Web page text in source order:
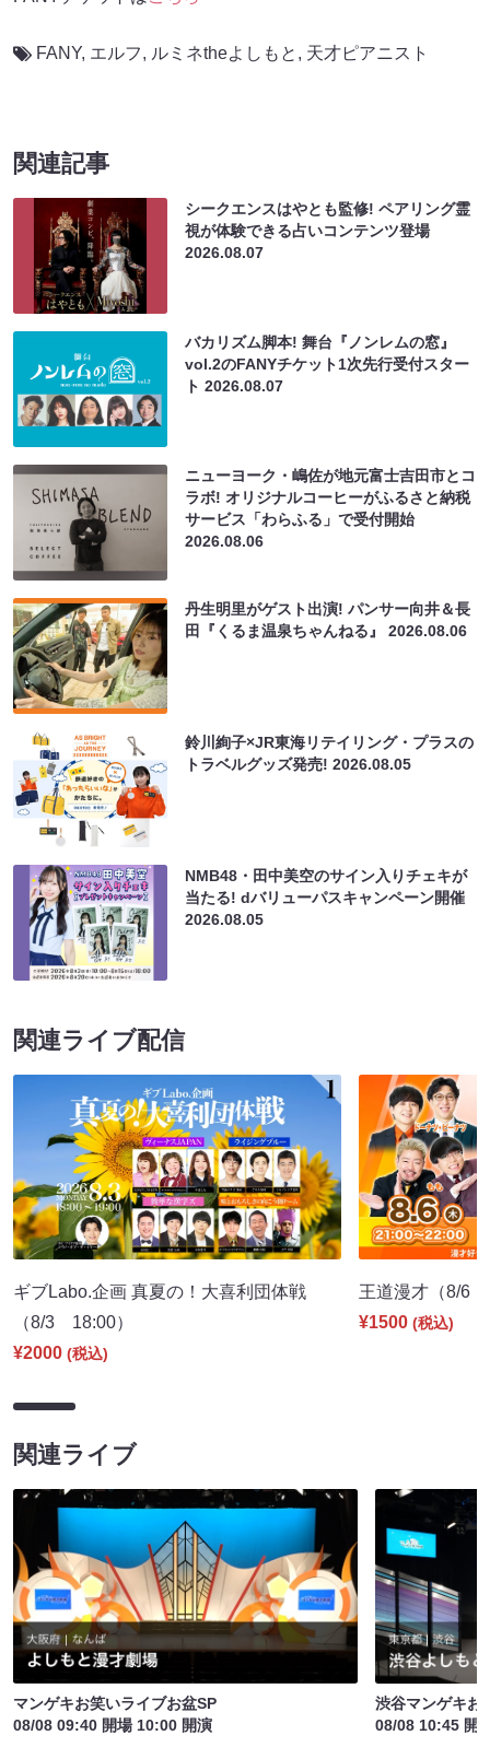
FANY, エルフ, ルミネtheよしもと , 天才ピアニスト
関連記事
シークエンスはやとも監修! ペアリング霊
視が体験できる占いコンテンツ登場
2026.08.07
バカリズム脚本! 舞台『ノンレムの窓』
vol.2のFANYチケット1次先行受付スター
ト2026.08.07
ニューヨーク・嶋佐が地元富士吉田市とコ
ラボ! オリジナルコーヒーがふるさと納税
サービス「わらふる」で受付開始
2026.08.06
丹生明里がゲスト出演! パンサー向井＆長
田『くるま温泉ちゃんねる』2026.08.06
鈴川絢子×JR東海リテイリング・プラスの
トラベルグッズ発売!2026.08.05
NMB48・田中美空のサイン入りチェキが
当たる! dバリューパスキャンペーン開催
2026.08.05
関連ライブ配信
ギブLabo.企画 真夏の！大喜利団体戦
（8/3 18:00）
¥2000 (税込)
王道漫才（8/6
¥1500 (税込)
関連ライブ
マンゲキお笑いライブお盆SP
08/08 09:40 開場 10:00 開演
渋谷マンゲキ
08/08 10:45 開